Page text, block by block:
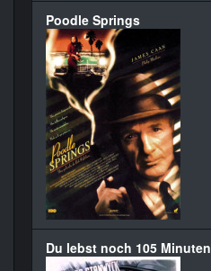
Poodle Springs
Du lebst noch 105 Minuten